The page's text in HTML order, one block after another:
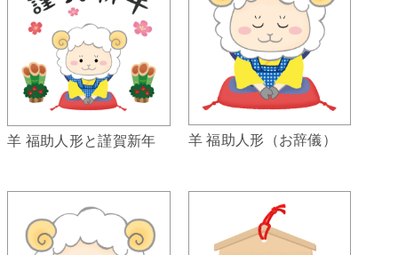
羊 福助人形と謹賀新年 羊 福助人形（お辞儀）